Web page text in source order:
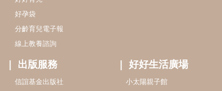
好孕袋
分齡育兒電子報
線上教養諮詢
出版服務
信誼基金出版社
好好生活廣場
小太陽親子館